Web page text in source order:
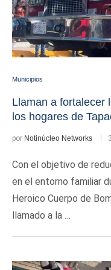
Municipios
Llaman a fortalecer
los hogares de
por Notinúcleo Networks
Con el objetivo de
en el entorno familiar
Heroico Cuerpo de
llamado a la …